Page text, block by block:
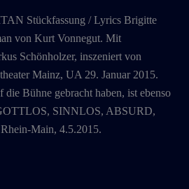
Stückfassung / Lyrics Brigitte
von Kurt Vonnegut. Mit
Schönholzer, inszeniert von
Mainz, UA 29. Januar 2015.
die Bühne gebracht haben, ist ebenso
SINNLOS, ABSURD,
Main, 4.5.2015.